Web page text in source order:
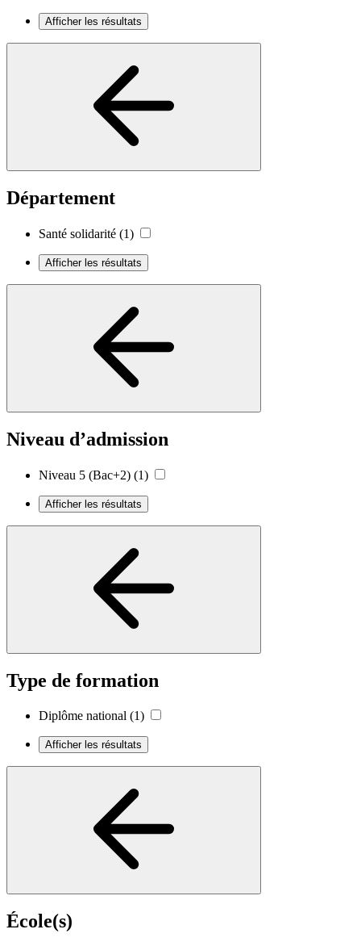
Afficher les résultats
Département
Santé solidarité (1)
Afficher les résultats
Niveau d’admission
Niveau 5 (Bac+2) (1)
Afficher les résultats
Type de formation
Diplôme national (1)
Afficher les résultats
École(s)